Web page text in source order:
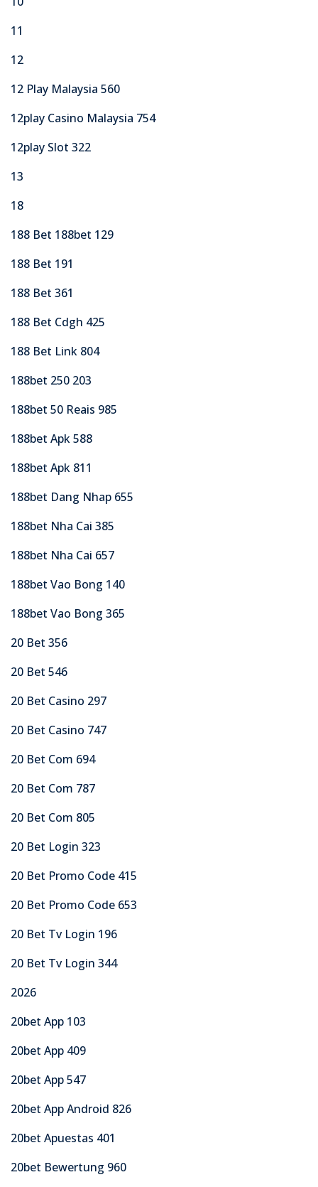
11
12
12 Play Malaysia 560
12play Casino Malaysia 754
12play Slot 322
13
18
188 Bet 188bet 129
188 Bet 191
188 Bet 361
188 Bet Cdgh 425
188 Bet Link 804
188bet 250 203
188bet 50 Reais 985
188bet Apk 588
188bet Apk 811
188bet Dang Nhap 655
188bet Nha Cai 385
188bet Nha Cai 657
188bet Vao Bong 140
188bet Vao Bong 365
20 Bet 356
20 Bet 546
20 Bet Casino 297
20 Bet Casino 747
20 Bet Com 694
20 Bet Com 787
20 Bet Com 805
20 Bet Login 323
20 Bet Promo Code 415
20 Bet Promo Code 653
20 Bet Tv Login 196
20 Bet Tv Login 344
2026
20bet App 103
20bet App 409
20bet App 547
20bet App Android 826
20bet Apuestas 401
20bet Bewertung 960